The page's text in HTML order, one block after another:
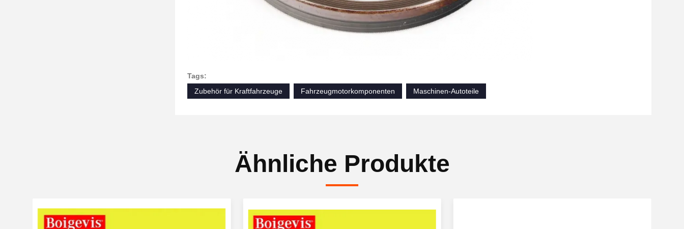
Tags:
Zubehör für Kraftfahrzeuge
Fahrzeugmotorkomponenten Maschinen-Autoteile
Ähnliche Produkte